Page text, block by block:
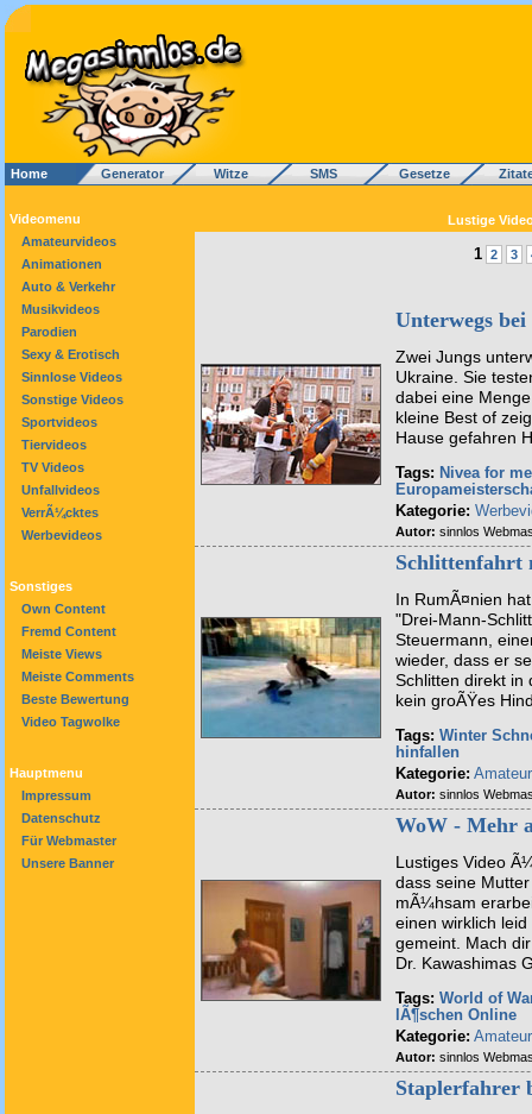
Home Generator Witze SMS Gesetze
Videomenu
Amateurvideos
Animationen
Auto & Verkehr
Musikvideos
Parodien
Sexy & Erotisch
Sinnlose Videos
Sonstige Videos
Sportvideos
Tiervideos
TV Videos
Unfallvideos
VerrÃ¼cktes
Werbevideos
Sonstiges
Own Content
Fremd Content
Meiste Views
Meiste Comments
Beste Bewertung
Video Tagwolke
Hauptmenu
Impressum
Datenschutz
Für Webmaster
Unsere Banner
Lustige
1 2 3
Unterwegs
Zwei Jungs
Ukraine. Sie
dabei eine
kleine Best of
Hause gefahren
Tags: Nivea for
Kategorie:
Autor: sinnlos
Schlittenfahrt
In RumÃ¤nien
"Drei-Mann-
Steuermann,
wieder, dass er
Schlitten direkt in
kein groÃŸes
Tags: Winter
hinfallen
Kategorie:
Autor: sinnlos
WoW - Mehr
Lustiges Video
dass seine
mÃ¼hsam
einen wirklich
gemeint. Mach
Dr. Kawashimas
Tags: World of
lÃ¶schen Online
Kategorie:
Autor: sinnlos
Staplerfahrer